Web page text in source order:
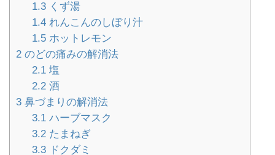
1.3くず湯
1.4れんこんのしぼり汁
1.5ホットレモン
2 のどの痛みの解消法
2.1塩
2.2酒
3 鼻づまりの解消法
3.1ハーブマスク
3.2たまねぎ
3.3ドクダミ